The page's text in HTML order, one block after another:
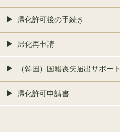
帰化許可後の手続き
帰化再申請
（韓国）国籍喪失届出サポート
帰化許可申請書